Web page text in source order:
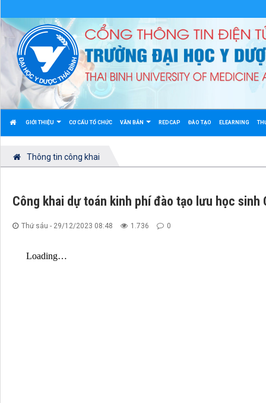
GIỚI THIỆU CƠ CẤU TỔ CHỨC VĂN BẢN REDCAP ĐÀO TẠO ELEARNING
Thông tin công khai
Công khai dự toán kinh phí đào tạo lưu học sinh
Thứ sáu - 29/12/2023 08:48 1.736 0